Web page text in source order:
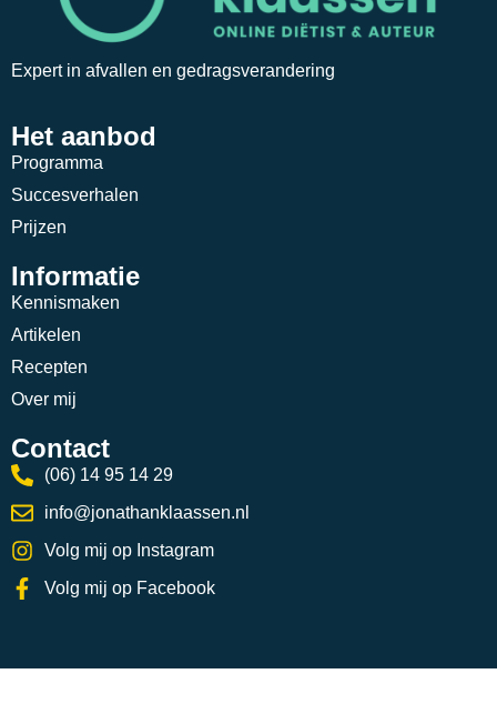
Expert in afvallen en gedragsverandering
Het aanbod
Programma
Succesverhalen
Prijzen
Informatie
Kennismaken
Artikelen
Recepten
Over mij
Contact
(06) 14 95 14 29
info@jonathanklaassen.nl
Volg mij op Instagram
Volg mij op Facebook